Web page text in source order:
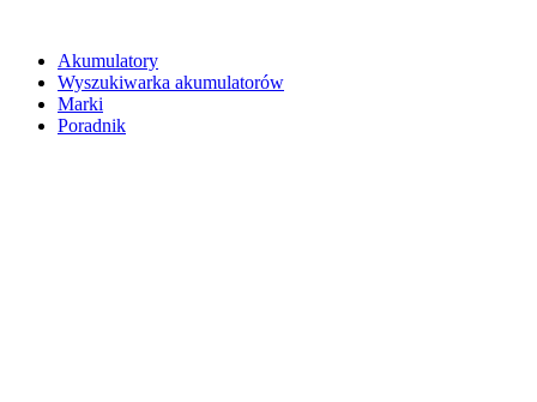
Akumulatory
Wyszukiwarka akumulatorów
Marki
Poradnik